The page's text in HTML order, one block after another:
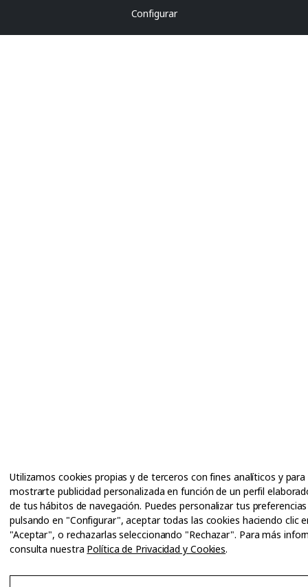
Utilizamos cookies propias y de terceros con fines analíticos y para
mostrarte publicidad personalizada en función de un perfil
de tus hábitos de navegación. Puedes personalizar tus preferencias
pulsando en "Configurar", aceptar todas las cookies haciendo clic
"Aceptar", o rechazarlas seleccionando "Rechazar". Para más
consulta nuestra Política de Privacidad y Cookies.
Configurar